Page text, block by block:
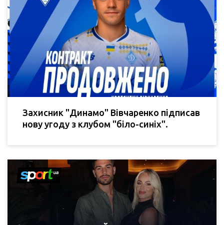
Захисник "Динамо" Вівчаренко підписав
нову угоду з клубом "біло-синіх".